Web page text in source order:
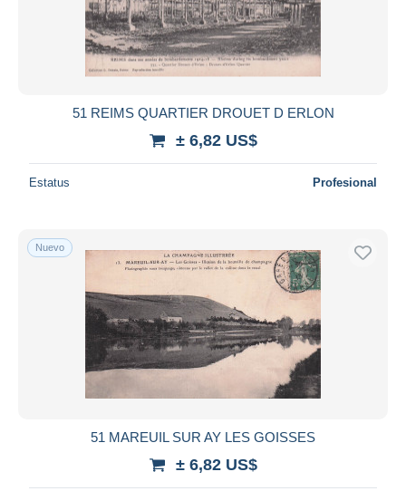
51 REIMS QUARTIER DROUET D ERLON
± 6,82 US$
Estatus Profesional
Nuevo
51 MAREUIL SUR AY LES GOISSES
± 6,82 US$